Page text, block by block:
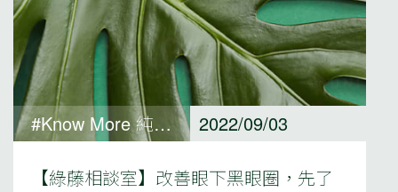
#Know More 純淨保養觀點 2022/09/03
【綠藤相談室】改善眼下黑眼圈，先了